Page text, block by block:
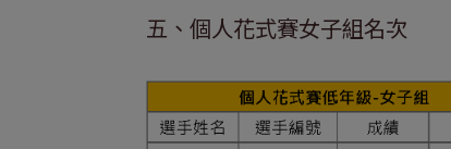
五、個人花式賽女子組名次